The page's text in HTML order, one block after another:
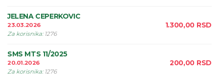
JELENA CEPERKOVIC
23.03.2026
Za korisnika: 1276
1.300,00 RSD
SMS MTS 11/2025
20.01.2026
Za korisnika: 1276
200,00 RSD